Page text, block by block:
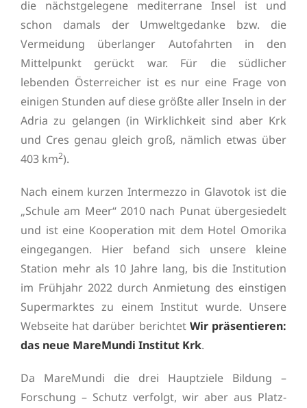
die nächstgelegene mediterrane Insel ist und
schon damals der Umweltgedanke bzw. die
Vermeidung überlanger Autofahrten in den
Mittelpunkt gerückt war. Für die südlicher
lebenden Österreicher ist es nur eine Frage von
einigen Stunden auf diese größte aller Inseln in der
Adria zu gelangen (in Wirklichkeit sind aber Krk
und Cres genau gleich groß, nämlich etwas über
403 km2).
Nach einem kurzen Intermezzo in Glavotok ist die
„Schule am Meer“ 2010 nach Punat übergesiedelt
und ist eine Kooperation mit dem Hotel Omorika
eingegangen. Hier befand sich unsere kleine
Station mehr als 10 Jahre lang, bis die Institution
im Frühjahr 2022 durch Anmietung des einstigen
Supermarktes zu einem Institut wurde. Unsere
Webseite hat darüber berichtet Wir präsentieren:
das neue MareMundi Institut Krk.
Da MareMundi die drei Hauptziele Bildung –
Forschung – Schutz verfolgt, wir aber aus Platz-